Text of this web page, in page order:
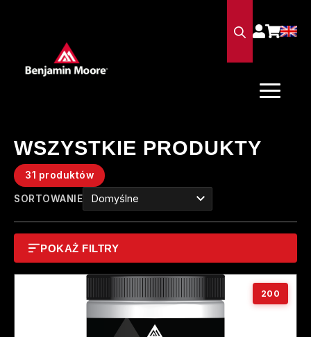
WSZYSTKIE PRODUKTY
31 produktów
SORTOWANIE
POKAŻ FILTRY
200